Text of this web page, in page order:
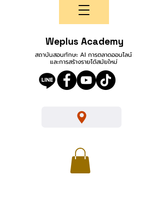
Weplus Academy
สถาบันสอนทักษะ AI การตลาดออนไลน์
และการสร้างรายได้สมัยใหม่